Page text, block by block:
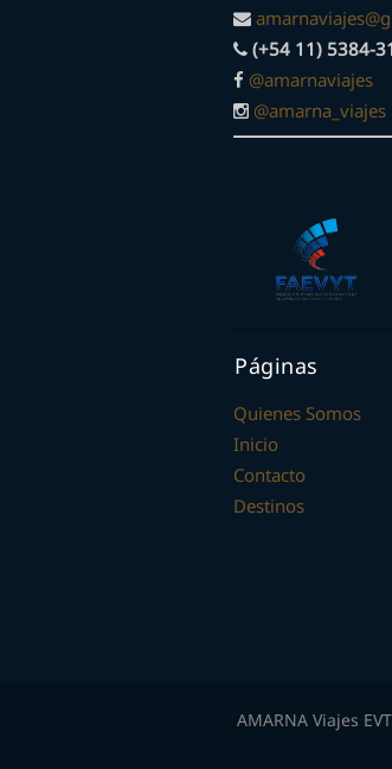
(+54 11) 5384-
@amarnaviajes
@amarna_viajes
Páginas
Quienes Somos
Inicio
Contacto
Destinos
AMARNA Viajes